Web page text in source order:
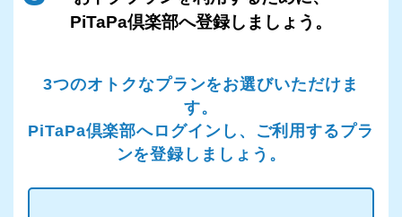
PiTaPa倶楽部へ登録しましょう。
3つのオトクなプランをお選びいただけま
す。
PiTaPa倶楽部へログインし、ご利用するプラ
ンを登録しましょう。